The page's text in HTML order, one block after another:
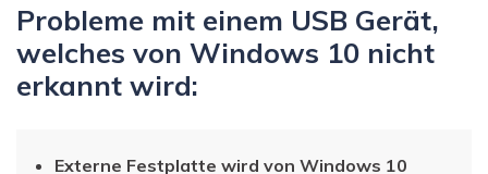
Probleme mit einem USB Gerät,
welches von Windows 10 nicht
erkannt wird:
Externe Festplatte wird von Windows 10